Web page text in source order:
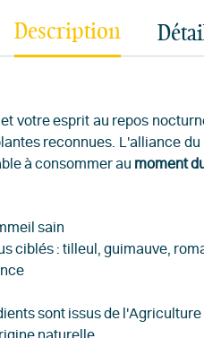
Description
votre esprit au repos
reconnues. L'alliance du
à consommer au moment
sain
ciblés : tilleul, guimauve,
sont issus de